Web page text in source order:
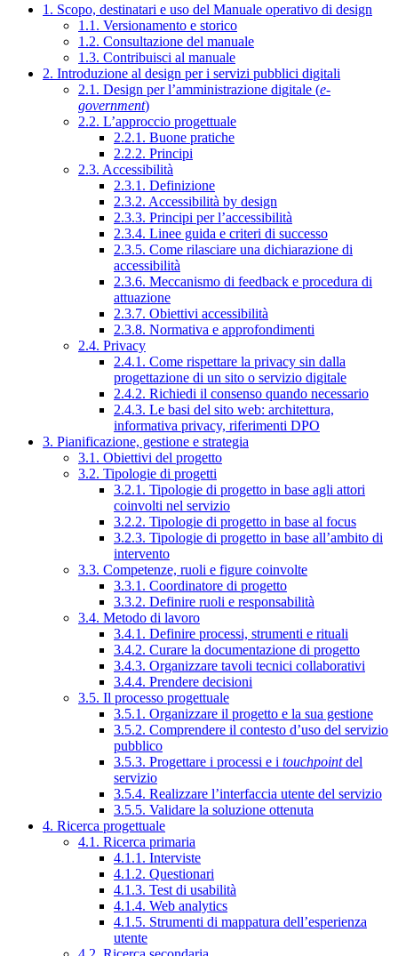
1. Scopo, destinatari e uso del Manuale operativo di design
1.1. Versionamento e storico
1.2. Consultazione del manuale
1.3. Contribuisci al manuale
2. Introduzione al design per i servizi pubblici digitali
2.1. Design per l’amministrazione digitale (e-
government)
2.2. L’approccio progettuale
2.2.1. Buone pratiche
2.2.2. Principi
2.3. Accessibilità
2.3.1. Definizione
2.3.2. Accessibilità by design
2.3.3. Principi per l’accessibilità
2.3.4. Linee guida e criteri di successo
2.3.5. Come rilasciare una dichiarazione di
accessibilità
2.3.6. Meccanismo di feedback e procedura di
attuazione
2.3.7. Obiettivi accessibilità
2.3.8. Normativa e approfondimenti
2.4. Privacy
2.4.1. Come rispettare la privacy sin dalla
progettazione di un sito o servizio digitale
2.4.2. Richiedi il consenso quando necessario
2.4.3. Le basi del sito web: architettura,
informativa privacy, riferimenti DPO
3. Pianificazione, gestione e strategia
3.1. Obiettivi del progetto
3.2. Tipologie di progetti
3.2.1. Tipologie di progetto in base agli attori
coinvolti nel servizio
3.2.2. Tipologie di progetto in base al focus
3.2.3. Tipologie di progetto in base all’ambito di
intervento
3.3. Competenze, ruoli e figure coinvolte
3.3.1. Coordinatore di progetto
3.3.2. Definire ruoli e responsabilità
3.4. Metodo di lavoro
3.4.1. Definire processi, strumenti e rituali
3.4.2. Curare la documentazione di progetto
3.4.3. Organizzare tavoli tecnici collaborativi
3.4.4. Prendere decisioni
3.5. Il processo progettuale
3.5.1. Organizzare il progetto e la sua gestione
3.5.2. Comprendere il contesto d’uso del servizio
pubblico
3.5.3. Progettare i processi e i touchpointdel
servizio
3.5.4. Realizzare l’interfaccia utente del servizio
3.5.5. Validare la soluzione ottenuta
4. Ricerca progettuale
4.1. Ricerca primaria
4.1.1. Interviste
4.1.2. Questionari
4.1.3. Test di usabilità
4.1.4. Web analytics
4.1.5. Strumenti di mappatura dell’esperienza
utente